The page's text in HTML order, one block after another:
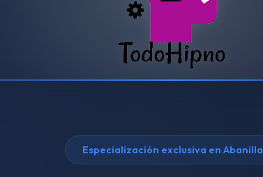
Especialización exclusiva en Abanilla